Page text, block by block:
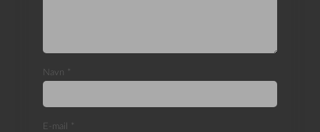
Navn *
E-mail *